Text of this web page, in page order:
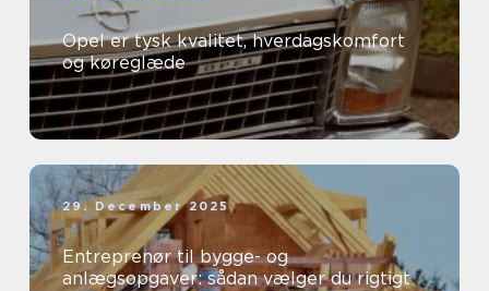
Opel er tysk kvalitet, hverdagskomfort
og køreglæde
29. December 2025
Entreprenør til bygge- og
anlægsopgaver: sådan vælger du rigtigt